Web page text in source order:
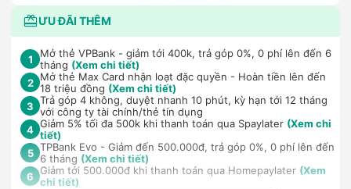
ƯU ĐÃI THÊM
1
Mở thẻ VPBank - giảm tới 400k, trả góp 0%, 0 phí lên đến 6
tháng (Xem chi tiết)
2 Mở thẻ Max Card nhận loạt đặc quyền - Hoàn tiền lên đến
18 triệu đồng (Xem chi tiết)
3 Trả góp 4 không, duyệt nhanh 10 phút, kỳ hạn tới 12 tháng
với công ty tài chính/thẻ tín dụng
4 Giảm 5% tối đa 500k khi thanh toán qua Spaylater (Xem chi
tiết)
5 TPBank Evo - Giảm đến 500.000đ, trả góp 0%, 0 phí lên đến
6 tháng (Xem chi tiết)
6
Giảm tới 500.000đ khi thanh toán qua Homepaylater (Xem
chi tiết)